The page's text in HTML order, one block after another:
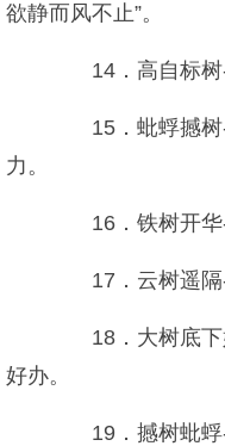
欲静而风不止”。
14．高自标树--
15．蚍蜉撼树--
力。
16．铁树开华--
17．云树遥隔--
18．大树底下
好办。
19．撼树蚍蜉--